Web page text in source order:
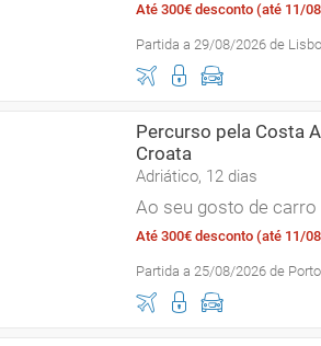
Até 300€ desconto (até 11/
Partida a 29/08/2026 de
Percurso pela Costa
Croata
Adriático, 12 dias
Ao seu gosto de carro
Até 300€ desconto (até 11/
Partida a 25/08/2026 de Porto